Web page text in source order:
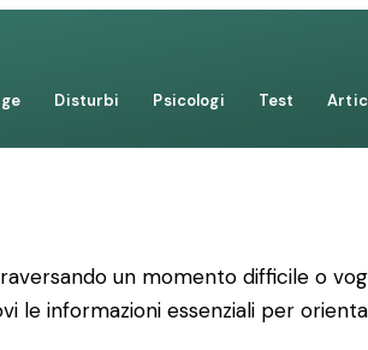
Disturbi Psicologi Test
un momento difficile o
le informazioni essenziali per